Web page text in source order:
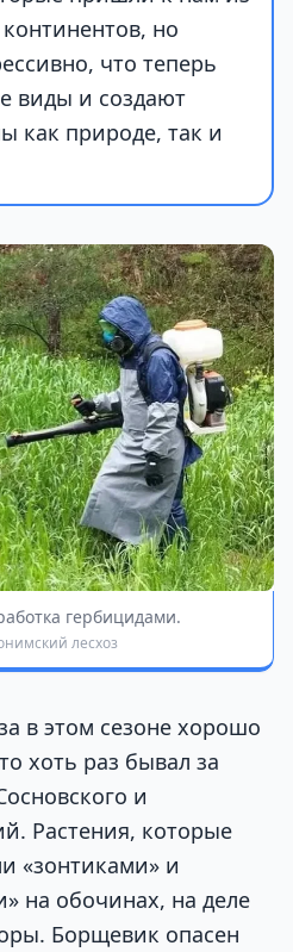
но
что теперь
виды и создают
как природе, так и
гербицидами.
лесхоз
в этом сезоне хорошо
хоть раз бывал за
и
Растения, которые
«зонтиками» и
на обочинах, на деле
Борщевик опасен